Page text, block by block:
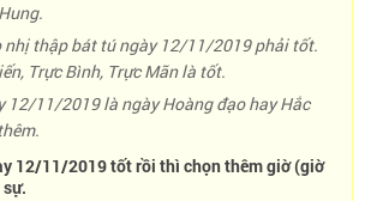
nhị thập bát tú ngày 12/11/2019 phải tốt.
Trực Bình, Trực Mãn là tốt.
12/11/2019 là ngày Hoàng đạo hay Hắc
12/11/2019 tốt rồi thì chọn thêm giờ (giờ